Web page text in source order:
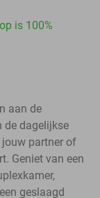
is 100%
aan de
de dagelijkse
partner of
Geniet van een
geslaagd